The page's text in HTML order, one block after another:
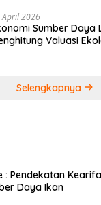
April 2026
Sumber Daya
Valuasi
Selengkapnya
: Pendekatan
Daya Ikan